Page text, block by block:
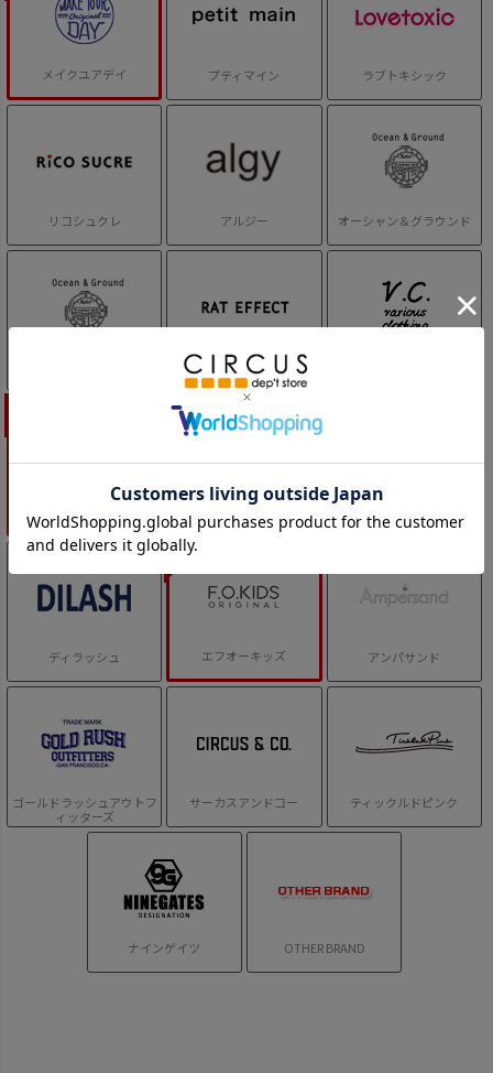
メイクユアデイ プティマイン ラブトキシック
リコシュクレ アルジー オーシャン＆グラウンド
ラットエフェクト
ディラッシュ エフオーキッズ アンパサンド
ゴールドラッシュアウトフ
ィッターズ
サーカスアンドコー ティックルドピンク
ナインゲイツ OTHER BRAND